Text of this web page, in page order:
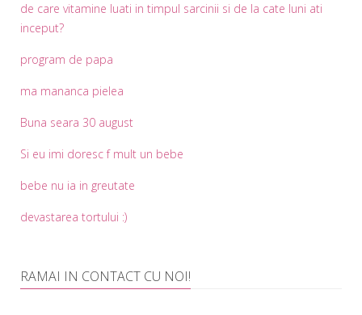
de care vitamine luati in timpul sarcinii si de la cate luni ati
inceput?
program de papa
ma mananca pielea
Buna seara 30 august
Si eu imi doresc f mult un bebe
bebe nu ia in greutate
devastarea tortului :)
RAMAI IN CONTACT CU NOI!